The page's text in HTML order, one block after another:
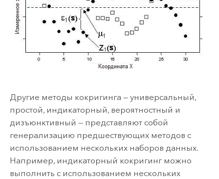
Другие методы кокригинга ― универсальный,
простой, индикаторный, вероятностный и
дизъюнктивный ― представляют собой
генерализацию предшествующих методов с
использованием нескольких наборов данных.
Например, индикаторный кокригинг можно
выполнить с использованием нескольких